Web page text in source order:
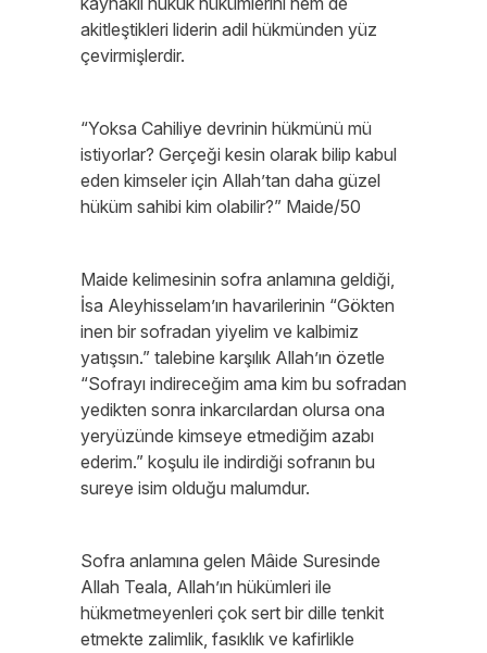
akitleştikleri liderin adil hükmünden yüz
çevirmişlerdir.
“Yoksa Cahiliye devrinin hükmünü mü
istiyorlar? Gerçeği kesin olarak bilip kabul
eden kimseler için Allah’tan daha güzel
hüküm sahibi kim olabilir?” Maide/50
Maide kelimesinin sofra anlamına geldiği,
İsa Aleyhisselam’ın havarilerinin “Gökten
inen bir sofradan yiyelim ve kalbimiz
yatışsın.” talebine karşılık Allah’ın özetle
“Sofrayı indireceğim ama kim bu sofradan
yedikten sonra inkarcılardan olursa ona
yeryüzünde kimseye etmediğim azabı
ederim.” koşulu ile indirdiği sofranın bu
sureye isim olduğu malumdur.
Sofra anlamına gelen Mâide Suresinde
Allah Teala, Allah’ın hükümleri ile
hükmetmeyenleri çok sert bir dille tenkit
etmekte zalimlik, fasıklık ve kafirlikle